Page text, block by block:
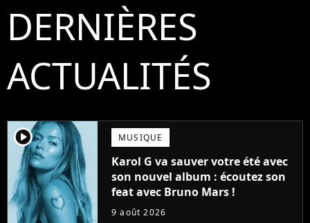
DERNIÈRES
ACTUALITÉS
player2 MUSIQUE
Karol G va sauver votre été avec
son nouvel album : écoutez son
feat avec Bruno Mars !
9 août 2026